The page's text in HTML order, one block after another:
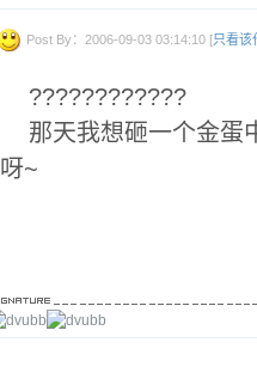
Post By：2006-09-03 03:14:10 [只看该
????????????
那天我想砸一个金蛋
呀~